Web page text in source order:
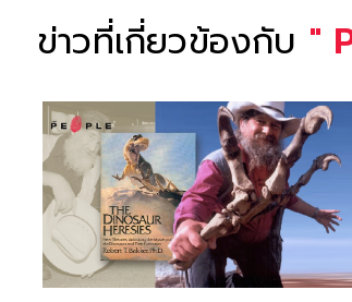
ข่าวที่เกี่ยวข้องกับ "